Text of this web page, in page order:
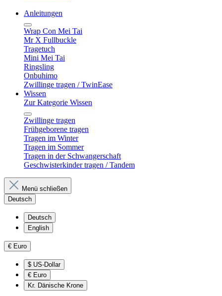
Anleitungen
Wrap Con Mei Tai
Mr X Fullbuckle
Tragetuch
Mini Mei Tai
Ringsling
Onbuhimo
Zwillinge tragen / TwinEase
Wissen
Zur Kategorie Wissen
Zwillinge tragen
Frühgeborene tragen
Tragen im Winter
Tragen im Sommer
Tragen in der Schwangerschaft
Geschwisterkinder tragen / Tandem
Menü schließen
Deutsch
Deutsch
English
€ Euro
$ US-Dollar
€ Euro
Kr. Dänische Krone